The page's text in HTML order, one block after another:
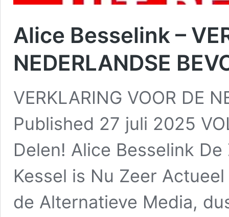
Alice Besselink –
NEDERLANDSE
VERKLARING VOOR DE
Published 27 juli 2025
Delen! Alice Besselink
Kessel is Nu Zeer
de Alternatieve Media,